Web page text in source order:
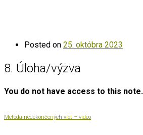
Posted on 25. októbra 2023
8. Úloha/výzva
You do not have access to this note.
Metóda nedokončených viet – video